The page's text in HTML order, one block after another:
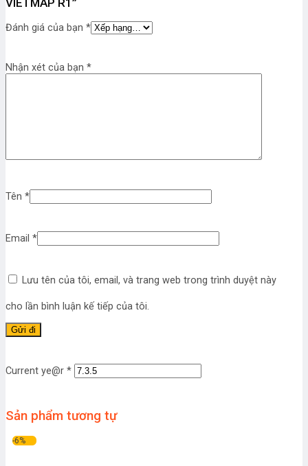
VIETMAP R1”
Đánh giá của bạn *
Nhận xét của bạn *
Tên *
Email *
Lưu tên của tôi, email, và trang web trong trình duyệt này
cho lần bình luận kế tiếp của tôi.
Current ye@r *
Sản phẩm tương tự
-6%